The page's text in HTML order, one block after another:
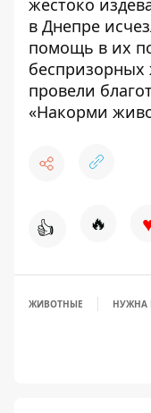
жестоко
в Днепре
помощь в их
провели
«Накорми
👍 🔥
ЖИВОТНЫЕ НУЖНА